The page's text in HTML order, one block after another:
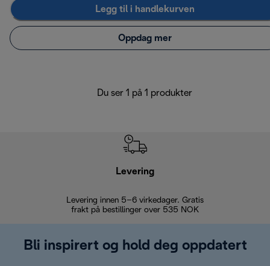
Legg til i handlekurven
Oppdag mer
Du ser 1 på 1 produkter
Levering
Levering innen 5–6 virkedager. Gratis
frakt på bestillinger over 535 NOK
Bli inspirert og hold deg oppdatert